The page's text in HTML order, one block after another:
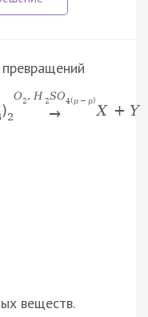
)2
O2 , H 2SO4( p − p)
→ X + Y
веществ.